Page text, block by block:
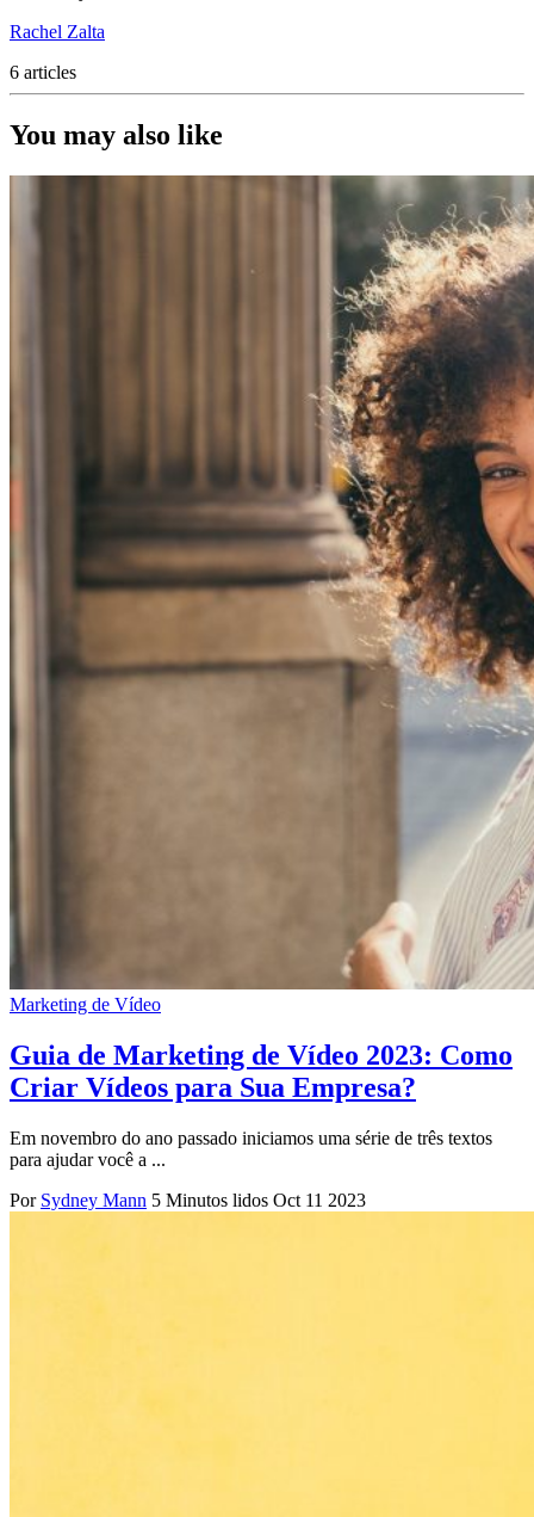
Rachel Zalta
6 articles
You may also like
Marketing de Vídeo
Guia de Marketing de Vídeo 2023: Como
Criar Vídeos para Sua Empresa?
Em novembro do ano passado iniciamos uma série de três textos
para ajudar você a ...
Por Sydney Mann 5 Minutos lidos Oct 11 2023